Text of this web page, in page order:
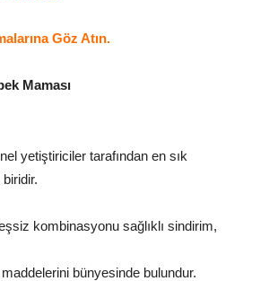
Göz Atın.
Maması
yetiştiriciler tarafından en sık
kombinasyonu sağlıklı sindirim,
bünyesinde bulundur.